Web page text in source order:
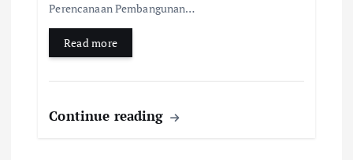
Perencanaan Pembangunan…
Read more
Continue reading